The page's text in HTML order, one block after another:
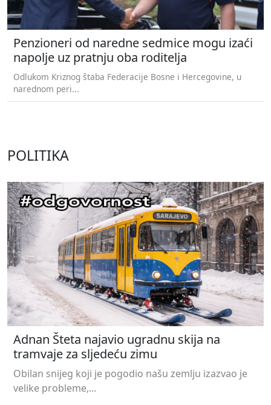
Penzioneri od naredne sedmice mogu izaći
napolje uz pratnju oba roditelja
Odlukom Kriznog štaba Federacije Bosne i Hercegovine, u
narednom peri...
POLITIKA
Adnan Šteta najavio ugradnu skija na
tramvaje za sljedeću zimu
Obilan snijeg koji je pogodio našu zemlju izazvao je
velike probleme,...